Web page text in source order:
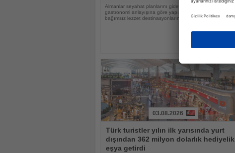
Almanlar seyahat planlarını giderek daha fazla otellerin
gastronomi anlayışına göre yapıyor, otel restoranları ise
bağımsız lezzet destinasyonlarına dönüşüyor
Oku
03.08.2026
Türk turistler yılın ilk yarısında yurt
dışından 362 milyon dolarlık hediyelik
eşya getirdi